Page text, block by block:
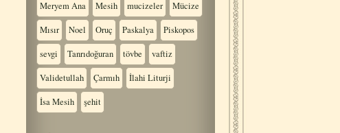
Meryem Ana Mesih mucizeler Mücize
Mısır Noel Oruç Paskalya Piskopos
sevgi Tanrıdoğuran tövbe vaftiz
Validetullah Çarmıh İlahi Liturji
İsa Mesih şehit